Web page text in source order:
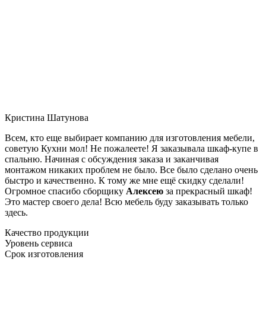
Кристина Шатунова
Всем, кто еще выбирает компанию для изготовления мебели,
советую Кухни мол! Не пожалеете! Я заказывала шкаф-купе в
спальню. Начиная с обсуждения заказа и заканчивая
монтажом никаких проблем не было. Все было сделано очень
быстро и качественно. К тому же мне ещё скидку сделали!
Огромное спасибо сборщику Алексею за прекрасный шкаф!
Это мастер своего дела! Всю мебель буду заказывать только
здесь.
Качество продукции
Уровень сервиса
Срок изготовления